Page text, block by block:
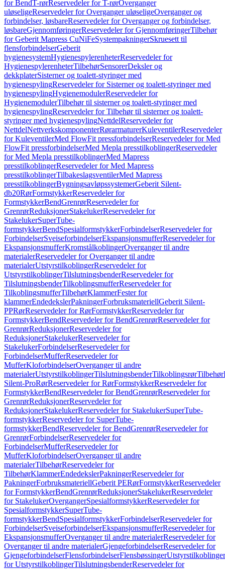
for BendT-rørReservedeler for T-rørOverganger
uløseligeReservedeler for Overganger uløseligeOverganger og
forbindelser, løsbareReservedeler for Overganger og forbindelser,
løsbareGjennomføringerReservedeler for GjennomføringerTilbehør
for Geberit Mapress CuNiFeSystempakningerSkruesett til
flensforbindelserGeberit
hygienesystemHygienespylerenheterReservedeler for
HygienespylerenheterTilbehørSensorerDeksler og
dekkplaterSisterner og toalett-styringer med
hygienespylingReservedeler for Sisterner og toalett-styringer med
hygienespylingHygienemodulerReservedeler for
HygienemodulerTilbehør til sisterner og toalett-styringer med
hygienespylingReservedeler for Tilbehør til sisterner og toalett-
styringer med hygienespylingNettdelReservedeler for
NettdelNettverkskomponenterRørarmaturerKuleventilerReservedeler
for KuleventilerMed FlowFit pressforbindelserReservedeler for Med
FlowFit pressforbindelserMed Mepla presstilkoblingerReservedeler
for Med Mepla presstilkoblingerMed Mapress
presstilkoblingerReservedeler for Med Mapress
presstilkoblingerTilbakeslagsventilerMed Mapress
presstilkoblingerBygningsavløpssystemerGeberit Silent-
db20RørFormstykkerReservedeler for
FormstykkerBendGrenrørReservedeler for
GrenrørReduksjonerStakelukerReservedeler for
StakelukerSuperTube-
formstykkerBendSpesialformstykkerForbindelserReservedeler for
ForbindelserSveiseforbindelserEkspansjonsmufferReservedeler for
EkspansjonsmufferKromstålkoblingerOverganger til andre
materialerReservedeler for Overganger til andre
materialerUtstyrstilkoblingerReservedeler for
UtstyrstilkoblingerTilslutningsbenderReservedeler for
TilslutningsbenderTilkoblingsmufferReservedeler for
TilkoblingsmufferTilbehørKlammerFester for
klammerEndedekslerPakningerForbruksmateriellGeberit Silent-
PPRørReservedeler for RørFormstykkerReservedeler for
FormstykkerBendReservedeler for BendGrenrørReservedeler for
GrenrørReduksjonerReservedeler for
ReduksjonerStakelukerReservedeler for
StakelukerForbindelserReservedeler for
ForbindelserMufferReservedeler for
MufferKloforbindelserOverganger til andre
materialerUtstyrstilkoblingerTilslutningsbenderTilkoblingsrørTilbehør
Silent-ProRørReservedeler for RørFormstykkerReservedeler for
FormstykkerBendReservedeler for BendGrenrørReservedeler for
GrenrørReduksjonerReservedeler for
ReduksjonerStakelukerReservedeler for StakelukerSuperTube-
formstykkerReservedeler for SuperTube-
formstykkerBendReservedeler for BendGrenrørReservedeler for
GrenrørForbindelserReservedeler for
ForbindelserMufferReservedeler for
MufferKloforbindelserOverganger til andre
materialerTilbehørReservedeler for
TilbehørKlammerEndedekslerPakningerReservedeler for
PakningerForbruksmateriellGeberit PERørFormstykkerReservedeler
for FormstykkerBendGrenrørReduksjonerStakelukerReservedeler
for StakelukerOvergangerSpesialformstykkerReservedeler for
SpesialformstykkerSuperTube-
formstykkerBendSpesialformstykkerForbindelserReservedeler for
ForbindelserSveiseforbindelserEkspansjonsmufferReservedeler for
EkspansjonsmufferOverganger til andre materialerReservedeler for
Overganger til andre materialerGjengeforbindelserReservedeler for
GjengeforbindelserFlensforbindelserFlensbøssingerUtstyrstilkoblinger
for UtstyrstilkoblingerTilslutningsbenderReservedeler for